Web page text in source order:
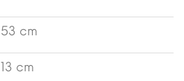
53 cm
13 cm